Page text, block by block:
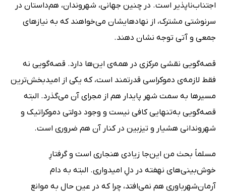
اجتناب‌ناپذیر است. در چنین جهانی، شهروندان، هم‌داستان در
سرنوشتی مشترک، از نهادهایشان می‌خواهند که به نیازهای
جمعی و آتی توجه نشان دهند.
قصه‌گویی نقشی مرکزی در همه‌ی این‌ها دارد. قصه‌گویی نه
فقط لازمه‌ی دموکراسی قدرتمند است، که یکی از امیدبخش‌ترین
مسیرها به سمت شهر پایدار هم از مجرای آن می‌گذرد. البته
قصه‌گویی به‌تنهایی کافی نیست و وجود دولتی دموکراتیک و
شهروندانی هشیار و تیزبین در کنار آن هم ضروری است.
مسلماً بحث من این‌جا زیادی هنجاری است و گرفتارِ
خوش‌بینی‌های نهفته در دلِ امیدواری. البته به دام
آرمان‌شهرباوری هم نمی‌افتد، چرا که در عین حال به موانع